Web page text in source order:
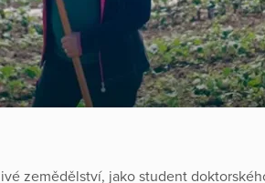
zemědělství, jako student